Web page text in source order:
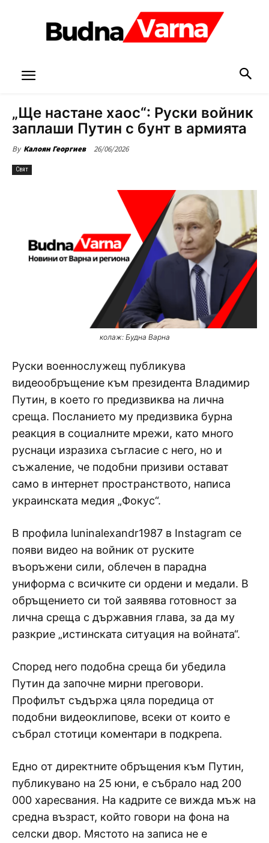
„Ще настане хаос“: Руски войник
заплаши Путин с бунт в армията
By Калоян Георгиев 26/06/2026
Свят
колаж: Будна Варна
Руски военнослужещ публикува
видеообръщение към президента Владимир
Путин, в което го предизвиква на лична
среща. Посланието му предизвика бурна
реакция в социалните мрежи, като много
руснаци изразиха съгласие с него, но и
съжаление, че подобни призиви остават
само в интернет пространството, написа
украинската медия „Фокус“.
В профила luninalexandr1987 в Instagram се
появи видео на войник от руските
въоръжени сили, облечен в парадна
униформа с всичките си ордени и медали. В
обръщението си той заявява готовност за
лична среща с държавния глава, за да му
разкрие „истинската ситуация на войната“.
Според него подобна среща би убедила
Путин да започне мирни преговори.
Профилът съдържа цяла поредица от
подобни видеоклипове, всеки от които е
събрал стотици коментари в подкрепа.
Едно от директните обръщения към Путин,
публикувано на 25 юни, е събрало над 200
000 харесвания. На кадрите се вижда мъж на
средна възраст, който говори на фона на
селски двор. Мястото на записа не е